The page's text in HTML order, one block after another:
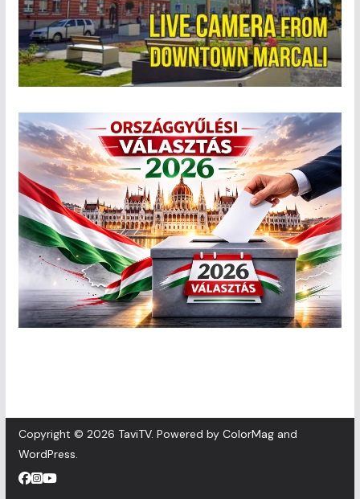
Copyright © 2026 TaviTV. Powered by ColorMagand
WordPress.